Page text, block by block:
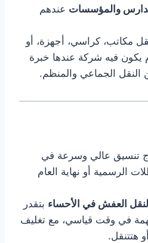
والمؤسسات عندهم
مكاتب، كراسي، أجهزة، أو
يكون فيه شركة عندها خبرة
النقل الجماعي والمنظم.
تنسيق عالي وسرعة في
الرسمية أو نهاية العام
العفش في الأحساء بتقدر
في وقت قياسي، مع تغليف
هتتنقل.